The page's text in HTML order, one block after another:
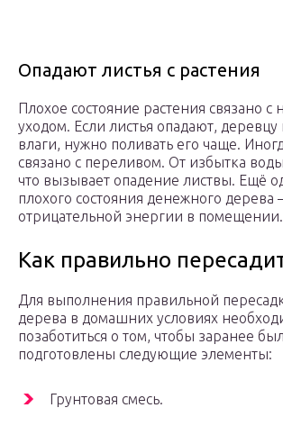
Опадают листья с растения
Плохое состояние растения связано
уходом. Если листья опадают, деревцу
влаги, нужно поливать его чаще.
связано с переливом. От избытка
что вызывает опадение листвы. Ещё
плохого состояния денежного
отрицательной энергии в помещении.
Как правильно
Для выполнения правильной
дерева в домашних условиях
позаботиться о том, чтобы заранее
подготовлены следующие элементы:
Грунтовая смесь.